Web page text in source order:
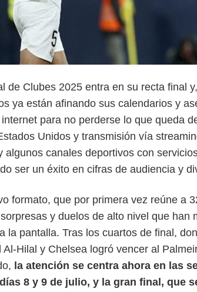
de Clubes 2025 entra en su recta final
ya están afinando sus calendarios y
para no perderse lo que queda
Unidos y transmisión vía
algunos canales deportivos con
ser un éxito en cifras de audiencia y
formato, que por primera vez reúne a
y duelos de alto nivel que han
la pantalla. Tras los cuartos de final,
Al-Hilal y Chelsea logró vencer al
la atención se centra ahora en las
8 y 9 de julio, y la gran final, que